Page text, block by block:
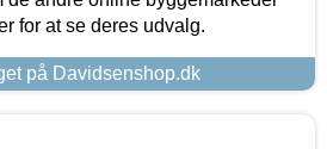
for at se deres udvalg.
på Davidsenshop.dk